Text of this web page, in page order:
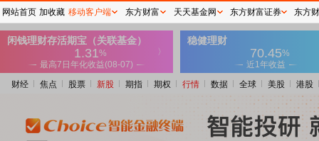
财经 焦点 股票 新股 期指 期权 行情 数据 全球 美股 港股
网站首页 加收藏 移动客户端 东方财富 天天基金网 东方财富证券 东方